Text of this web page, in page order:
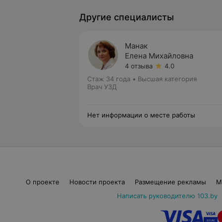
Другие специалисты
Манак
Елена Михайловна
4 отзыва
4.0
Стаж 34 года • Высшая категория
Врач УЗД
Нет информации о месте работы
О проекте Новости проекта Размещение рекламы
Написать руководителю 103.by